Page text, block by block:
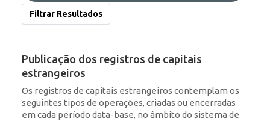
Filtrar Resultados
Publicação dos registros de capitais
estrangeiros
Os registros de capitais estrangeiros contemplam os
seguintes tipos de operações, criadas ou encerradas
em cada período data-base, no âmbito do sistema de